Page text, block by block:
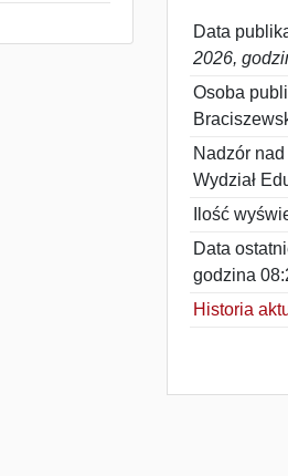
Data
2026,
Osoba
Nadzór
Wydział
Ilość
Data
godzina
Historia